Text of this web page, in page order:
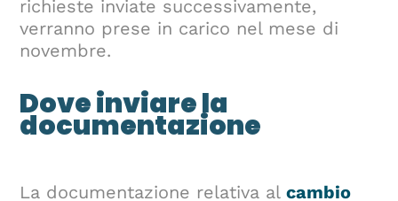
richieste inviate successivamente,
verranno prese in carico nel mese di
novembre.
Dove inviare la
documentazione
La documentazione relativa alcambio